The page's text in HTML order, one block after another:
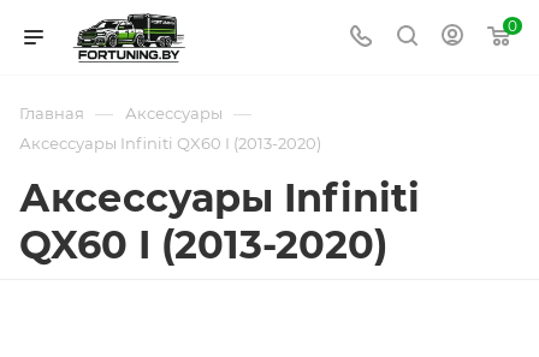
0
Главная — Аксессуары —
Аксессуары Infiniti QX60 I (2013-2020)
Аксессуары Infiniti
QX60 I (2013-2020)